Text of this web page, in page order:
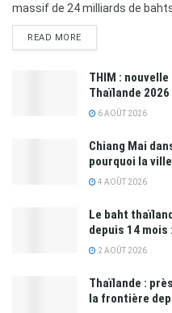
massif de 24 milliards de
READ MORE
THIM :
Thaïlande
6 AOÛT 2026
Chiang Mai
pourquoi la
4 AOÛT 2026
Le baht
depuis 14
2 AOÛT 2026
Thaïlande :
la frontière